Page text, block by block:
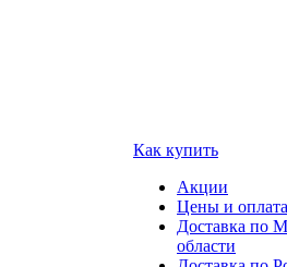
Как купить
Акции
Цены и оплата
Доставка по
области